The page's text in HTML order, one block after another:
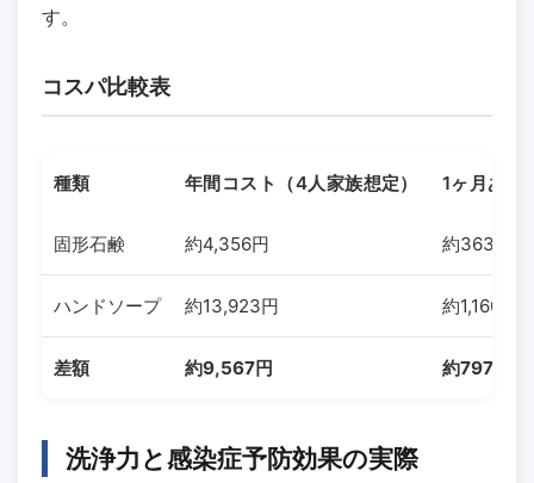
す。
コスパ比較表
種類 年間コスト（4人家族想定） 1ヶ月あた
固形石鹸 約4,356円 約363円
ハンドソープ 約13,923円 約1,160円
差額 約9,567円 約797円
洗浄力と感染症予防効果の実際